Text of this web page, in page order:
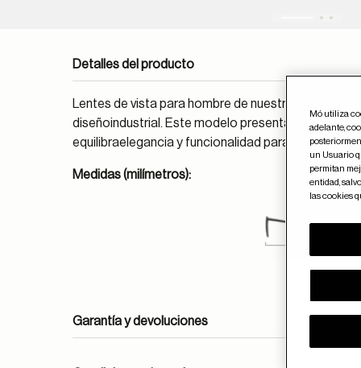
Detalles del producto
Lentes de vista para hombre de nuestro concepto
diseñoindustrial. Este modelo presenta una silueta
equilibraelegancia y funcionalidad para el día a día.
Medidas (milímetros):
Garantía y devoluciones
Mó utiliza
adelante,
un Usuario
permitan
entidad,
las cookies